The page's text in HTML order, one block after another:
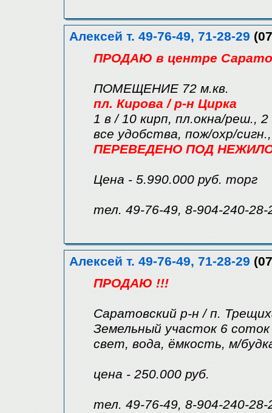
Алексей т. 49-76-49, 71-28-29
ПРОДАЮ в центре
ПОМЕЩЕНИЕ 72 м.кв.
пл. Кирова / р-н Цирка
1 в / 10 кирп, пл.окна/реш.,
все удобства, пож/охр/
ПЕРЕВЕДЕНО ПОД
Цена - 5.990.000 руб. торг
тел. 49-76-49, 8-904-240-28-
Алексей т. 49-76-49, 71-28-29
ПРОДАЮ !!!
Саратовский р-н / п.
Земельный участок 6 соток
свет, вода, ёмкость, м/
цена - 250.000 руб.
тел. 49-76-49, 8-904-240-28-